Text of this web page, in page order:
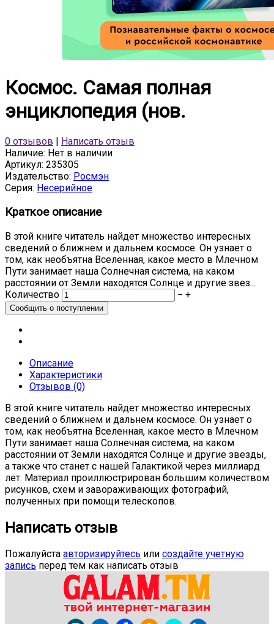
Космос. Самая полная
энциклопедия (нов.
0 отзывов
Написать отзыв
Наличие: Нет в наличии
Артикул: 235305
Издательство: Росмэн
Серия: Несерийное
Краткое описание
В этой книге читатель найдет множество интересных
сведений о ближнем и дальнем космосе. Он узнает о
том, как необъятна Вселенная, какое место в Млечном
Пути занимает наша Солнечная система, на каком
расстоянии от Земли находятся Солнце и другие звез...
Количество
− +
Описание
Характеристики
Отзывов (0)
В этой книге читатель найдет множество интересных
сведений о ближнем и дальнем космосе. Он узнает о
том, как необъятна Вселенная, какое место в Млечном
Пути занимает наша Солнечная система, на каком
расстоянии от Земли находятся Солнце и другие звезды,
а также что станет с нашей Галактикой через миллиард
лет. Материал проиллюстрирован большим количеством
рисунков, схем и завораживающих фотографий,
полученных при помощи телескопов.
Написать отзыв
Пожалуйста авторизируйтесь или создайте учетную
запись перед тем как написать отзыв